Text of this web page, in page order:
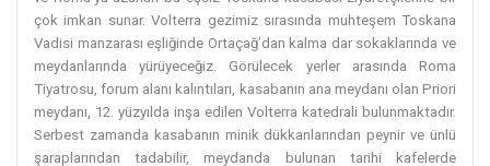
çok imkan sunar. Volterra gezimiz sırasında muhteşem Toskana
Vadisi manzarası eşliğinde Ortaçağ’dan kalma dar sokaklarında ve
meydanlarında yürüyeceğiz. Görülecek yerler arasında Roma
Tiyatrosu, forum alanı kalıntıları, kasabanın ana meydanı olan Priori
meydanı, 12. yüzyılda inşa edilen Volterra katedrali bulunmaktadır.
Serbest zamanda kasabanın minik dükkanlarından peynir ve ünlü
şaraplarından tadabilir, meydanda bulunan tarihi kafelerde